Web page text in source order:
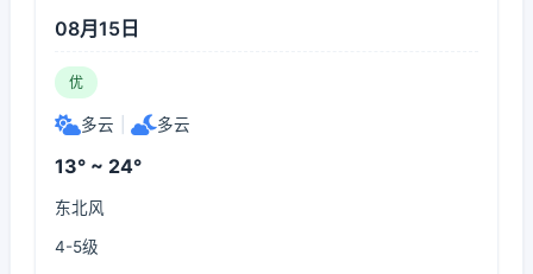
08月15日
优
多云 多云
13° ~ 24°
东北风
4-5级